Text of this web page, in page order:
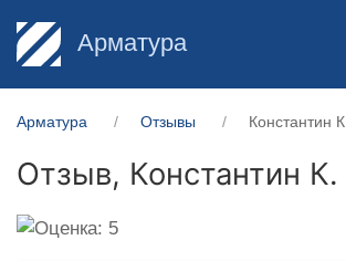
Арматура
Арматура Отзывы Константин К.
Отзыв, Константин К.